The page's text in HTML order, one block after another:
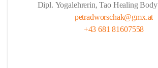
Dipl. Yogalehrerin, Tao Healing
petradworschak@gmx.at
+43 681 81607558